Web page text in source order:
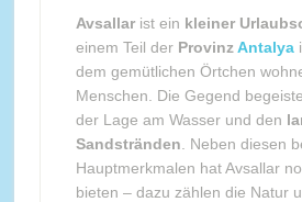
Avsallarist ein kleiner
einem Teil der Provinz Antalya
dem gemütlichen Örtchen
Menschen. Die Gegend
der Lage am Wasser und den
Sandstränden . Neben diesen
Hauptmerkmalen hat Avsallar
bieten – dazu zählen die Natur